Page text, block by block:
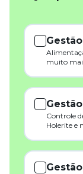
muito
Controle
Holerite e